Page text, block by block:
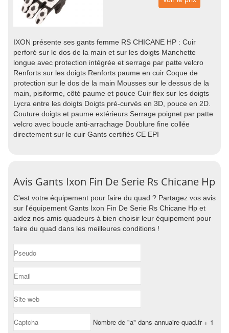
IXON présente ses gants femme RS CHICANE HP : Cuir
perforé sur le dos de la main et sur les doigts Manchette
longue avec protection intégrée et serrage par patte velcro
Renforts sur les doigts Renforts paume en cuir Coque de
protection sur le dos de la main Mousses sur le dessus de la
main, pisiforme, côté paume et pouce Cuir flex sur les doigts
Lycra entre les doigts Doigts pré-curvés en 3D, pouce en 2D.
Couture doigts et paume extérieurs Serrage poignet par patte
velcro avec boucle anti-arrachage Doublure fine collée
directement sur le cuir Gants certifiés CE EPI
Avis Gants Ixon Fin De Serie Rs Chicane Hp
C'est votre équipement pour faire du quad ? Partagez vos avis
sur l'équipement Gants Ixon Fin De Serie Rs Chicane Hp et
aidez nos amis quadeurs à bien choisir leur équipement pour
faire du quad dans les meilleures conditions !
Nombre de "a" dans annuaire-quad.fr + 1